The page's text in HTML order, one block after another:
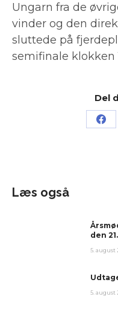
Ungarn fra de
vinder og den
sluttede på
semifinale klokken
Del
Læs også
den
5. august
5. august